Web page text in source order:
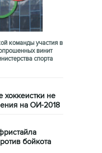
команды участия в
винит
спорта
хоккеистки не
на ОИ-2018
бойкота